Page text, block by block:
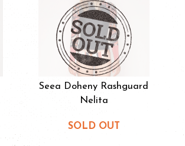
Seea Doheny Rashguard
Nelita
SOLD OUT